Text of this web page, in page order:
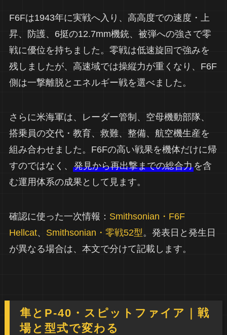
F6Fは1943年に実戦へ入り、高高度での速度・上
昇、防護、6挺の12.7mm機銃、被弾への強さで零
戦に優位を持ちました。零戦は低速旋回で強みを
残しましたが、高速域では操縦力が重くなり、F6F
側は一撃離脱とエネルギー戦を選べました。
さらに米海軍は、レーダー管制、空母機動部隊、
搭乗員の交代・教育、救難、整備、航空機生産を
組み合わせました。F6Fの高い戦果を機体だけに帰
すのではなく、 発見から再出撃までの総合力を含
む運用体系の成果として見ます。
確認に使った一次情報： Smithsonian・F6F
Hellcat、 Smithsonian・零戦52型 。発表日と発生日
が異なる場合は、本文で分けて記載します。
隼とP-40・スピットファイア｜戦
場と型式で変わる